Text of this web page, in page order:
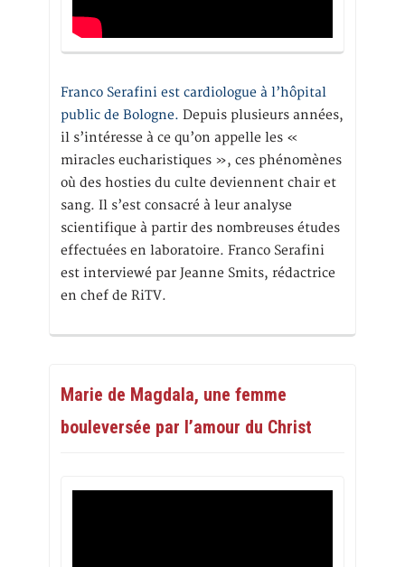
Franco Serafini est cardiologue à l’hôpital
public de Bologne. Depuis plusieurs années,
il s’intéresse à ce qu’on appelle les «
miracles eucharistiques », ces phénomènes
où des hosties du culte deviennent chair et
sang. Il s’est consacré à leur analyse
scientifique à partir des nombreuses études
effectuées en laboratoire. Franco Serafini
est interviewé par Jeanne Smits, rédactrice
en chef de RiTV.
Marie de Magdala, une femme
bouleversée par l’amour du Christ